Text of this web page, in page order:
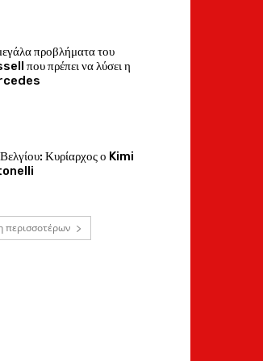
προβλήματα του
που πρέπει να λύσει η
Κυρίαρχος ο Kimi